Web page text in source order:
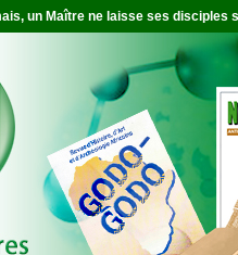
un Maître ne laisse ses disciples